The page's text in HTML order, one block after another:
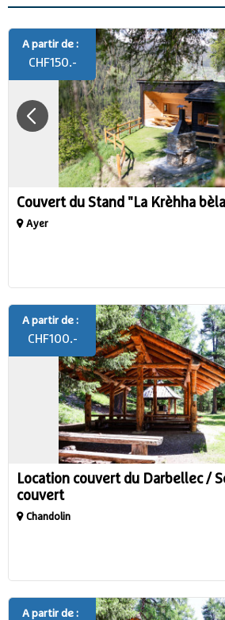
Couvert du Stand "La Krèhha
Ayer
A partir de :
CHF150.-
Location couvert du Darbellec /
couvert
Chandolin
A partir de :
CHF100.-
A partir de :